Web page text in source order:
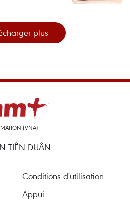
plus
(VNA)
TIÊN DUÂN
Conditions d'utilisation
Appui